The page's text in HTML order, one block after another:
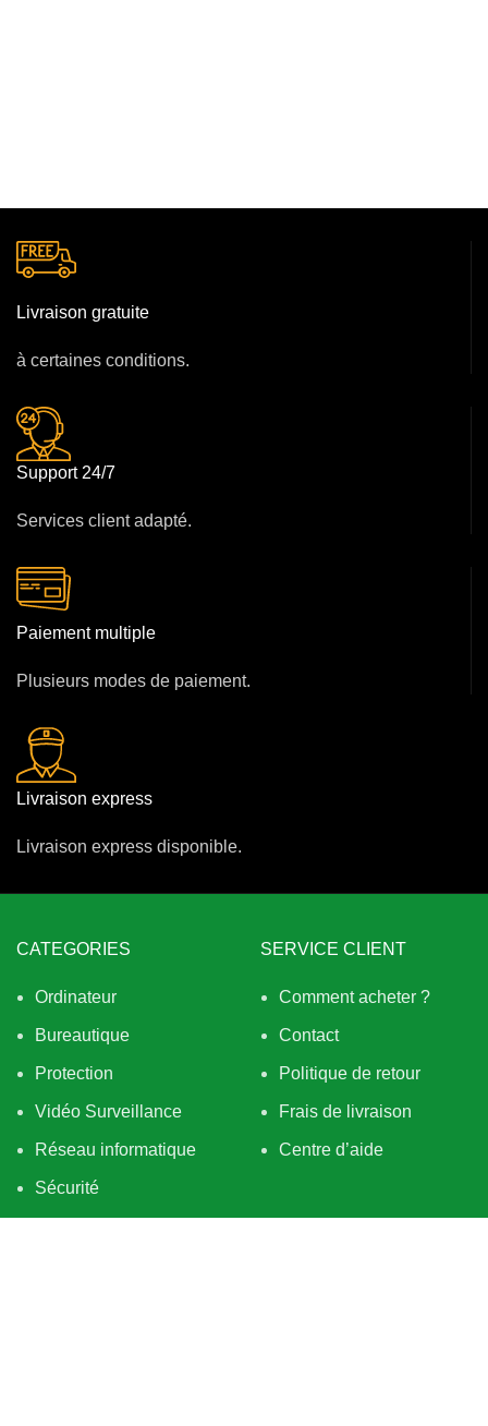
Livraison gratuite
à certaines conditions.
Support 24/7
Services client adapté.
Paiement multiple
Plusieurs modes de paiement.
Livraison express
Livraison express disponible.
CATEGORIES
Ordinateur
Bureautique
Protection
Vidéo Surveillance
Réseau informatique
Sécurité
SERVICE CLIENT
Comment acheter ?
Contact
Politique de retour
Frais de livraison
Centre d’aide